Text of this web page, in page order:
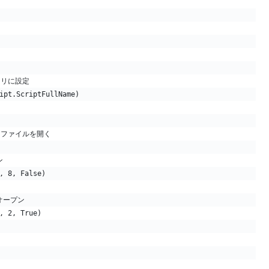
に設定
ァイルを開く
8, False)
ープン
2, True)